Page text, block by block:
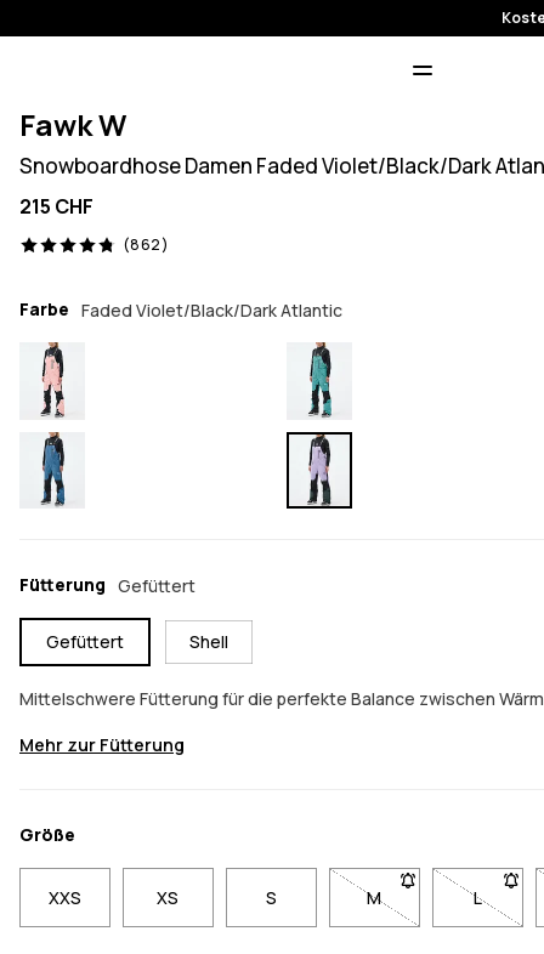
Fawk W
Snowboardhose Damen Faded Violet/Black/Dark
215 CHF
(862)
862 Reviews, 4.8/5
Farbe Faded Violet/Black/Dark Atlantic
Fütterung Gefüttert
Gefüttert Shell
Mittelschwere Fütterung für die perfekte Balance zwischen
Mehr zur Fütterung
Größe
XXS XS S M- Größe M nicht
L- Größe